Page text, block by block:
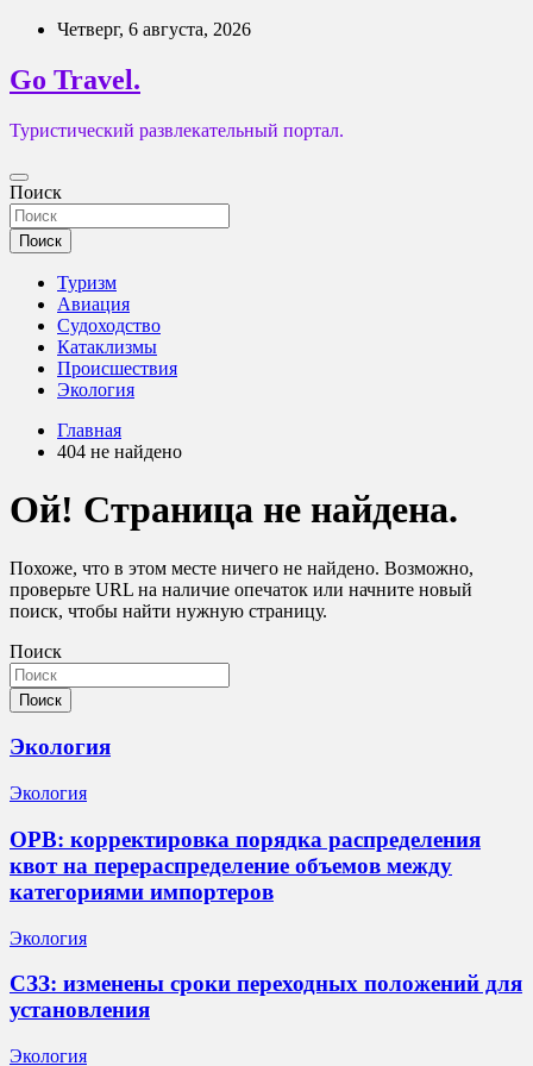
Перейти
содержимому
Четверг, 6 августа, 2026
Go Travel.
Туристический развлекательный портал.
Поиск
Поиск
Туризм
Авиация
Судоходство
Катаклизмы
Происшествия
Экология
Главная
404 не найдено
Ой! Страница не найдена.
Похоже, что в этом месте ничего не найдено. Возможно,
проверьте URL на наличие опечаток или начните новый
поиск, чтобы найти нужную страницу.
Поиск
Поиск
Экология
Экология
ОРВ: корректировка порядка распределения
квот на перераспределение объемов между
категориями импортеров
Экология
СЗЗ: изменены сроки переходных положений для
установления
Экология